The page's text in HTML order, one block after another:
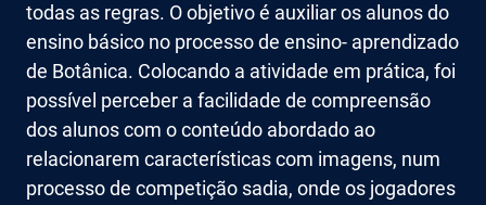
todas as regras. O objetivo é auxiliar os alunos do
ensino básico no processo de ensino- aprendizado
de Botânica. Colocando a atividade em prática, foi
possível perceber a facilidade de compreensão
dos alunos com o conteúdo abordado ao
relacionarem características com imagens, num
processo de competição sadia, onde os jogadores